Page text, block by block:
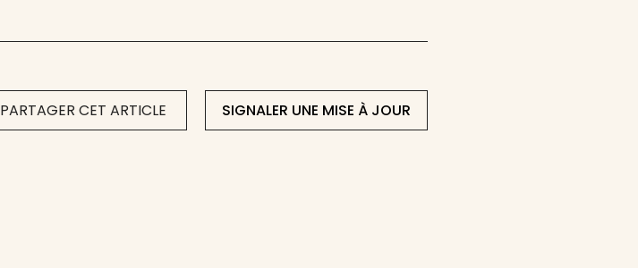
PARTAGER CET ARTICLE SIGNALER UNE MISE À JOUR